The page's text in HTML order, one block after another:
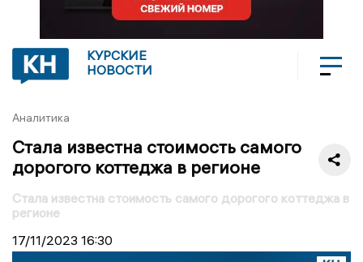
КУРСКИЕ
НОВОСТИ
Аналитика
Стала известна стоимость самого
дорогого коттеджа в регионе
Стала известна стоимость самого дорогого коттеджа в
регионе
17/11/2023 16:30